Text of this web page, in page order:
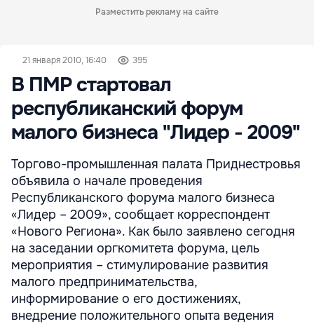
Разместить рекламу на сайте
21 января 2010, 16:40 395
В ПМР стартовал
республиканский форум
малого бизнеса "Лидер - 2009"
Торгово-промышленная палата Приднестровья
объявила о начале проведения
Республиканского форума малого бизнеса
«Лидер – 2009», сообщает корреспондент
«Нового Региона». Как было заявлено сегодня
на заседании оргкомитета форума, цель
мероприятия – стимулирование развития
малого предпринимательства,
информирование о его достижениях,
внедрение положительного опыта ведения